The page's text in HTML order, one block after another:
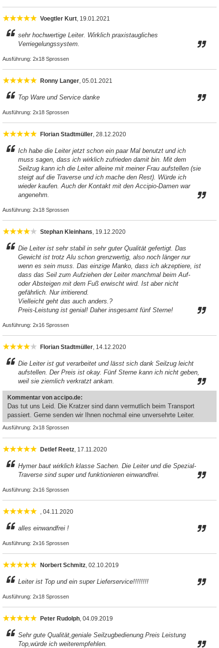
Voegtler Kurt, 19.01.2021
sehr hochwertige Leiter. Wirklich praxistaugliches
Verriegelungssystem.
Ausführung: 2x18 Sprossen
Ronny Langer, 05.01.2021
Top Ware und Service danke
Ausführung: 2x18 Sprossen
Florian Stadtmüller, 28.12.2020
Ich habe die Leiter jetzt schon ein paar Mal benutzt und ich
muss sagen, dass ich wirklich zufrieden damit bin. Mit dem
Seilzug kann ich die Leiter alleine mit meiner Frau aufstellen (sie
steigt auf die Traverse und ich mache den Rest). Würde ich
wieder kaufen. Auch der Kontakt mit den Accipio-Damen war
angenehm.
Ausführung: 2x18 Sprossen
Stephan Kleinhans, 19.12.2020
Die Leiter ist sehr stabil in sehr guter Qualität gefertigt. Das
Gewicht ist trotz Alu schon grenzwertig, also noch länger nur
wenn es sein muss. Das einzige Manko, dass ich akzeptiere, ist
dass das Seil zum Aufziehen der Leiter manchmal beim Auf-
oder Absteigen mit dem Fuß erwischt wird. Ist aber nicht
gefährlich. Nur irritierend.
Vielleicht geht das auch anders.?
Preis-Leistung ist genial! Daher insgesamt fünf Sterne!
Ausführung: 2x16 Sprossen
Florian Stadtmüller, 14.12.2020
Die Leiter ist gut verarbeitet und lässt sich dank Seilzug leicht
aufstellen. Der Preis ist okay. Fünf Sterne kann ich nicht geben,
weil sie ziemlich verkratzt ankam.
Kommentar von accipo.de:
Das tut uns Leid. Die Kratzer sind dann vermutlich beim Transport
passiert. Gerne senden wir Ihnen nochmal eine unversehrte Leiter.
Ausführung: 2x18 Sprossen
Detlef Reetz, 17.11.2020
Hymer baut wirklich klasse Sachen. Die Leiter und die Spezial-
Traverse sind super und funktionieren einwandfrei.
Ausführung: 2x16 Sprossen
, 04.11.2020
alles einwandfrei !
Ausführung: 2x16 Sprossen
Norbert Schmitz, 02.10.2019
Leiter ist Top und ein super Lieferservice!!!!!!!!
Ausführung: 2x18 Sprossen
Peter Rudolph, 04.09.2019
Sehr gute Qualität,geniale Seilzugbedienung.Preis Leistung
Top,würde ich weiterempfehlen.